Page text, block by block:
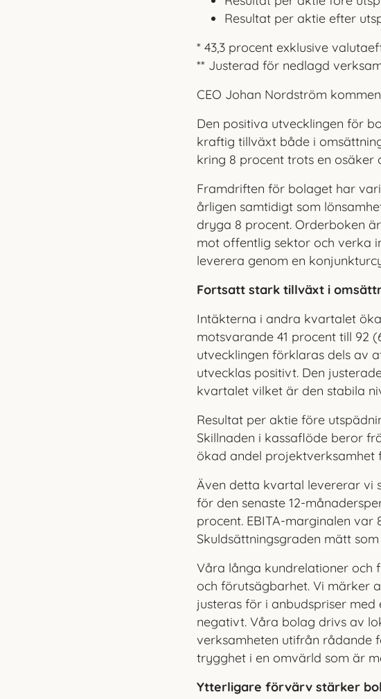
Resultat per aktie efter
* 43,3 procent exklusive
** Justerad för nedlagd
CEO Johan Nordström
Den positiva utvecklingen för
kraftig tillväxt både i
kring 8 procent trots en osäker
Framdriften för bolaget har
årligen samtidigt som
dryga 8 procent. Orderboken
mot offentlig sektor och verka
leverera genom en
Fortsatt stark tillväxt i
Intäkterna i andra kvartalet
motsvarande 41 procent till 92
utvecklingen förklaras dels av
utvecklas positivt. Den
kvartalet vilket är den stabila
Resultat per aktie före
Skillnaden i kassaflöde beror
ökad andel
Även detta kvartal levererar vi
för den senaste 12-
procent. EBITA-marginalen var
Skuldsättningsgraden mätt
Våra långa kundrelationer
och förutsägbarhet. Vi märker
justeras för i anbudspriser
negativt. Våra bolag drivs av
verksamheten utifrån rådande
trygghet i en omvärld som är
Ytterligare förvärv stärker